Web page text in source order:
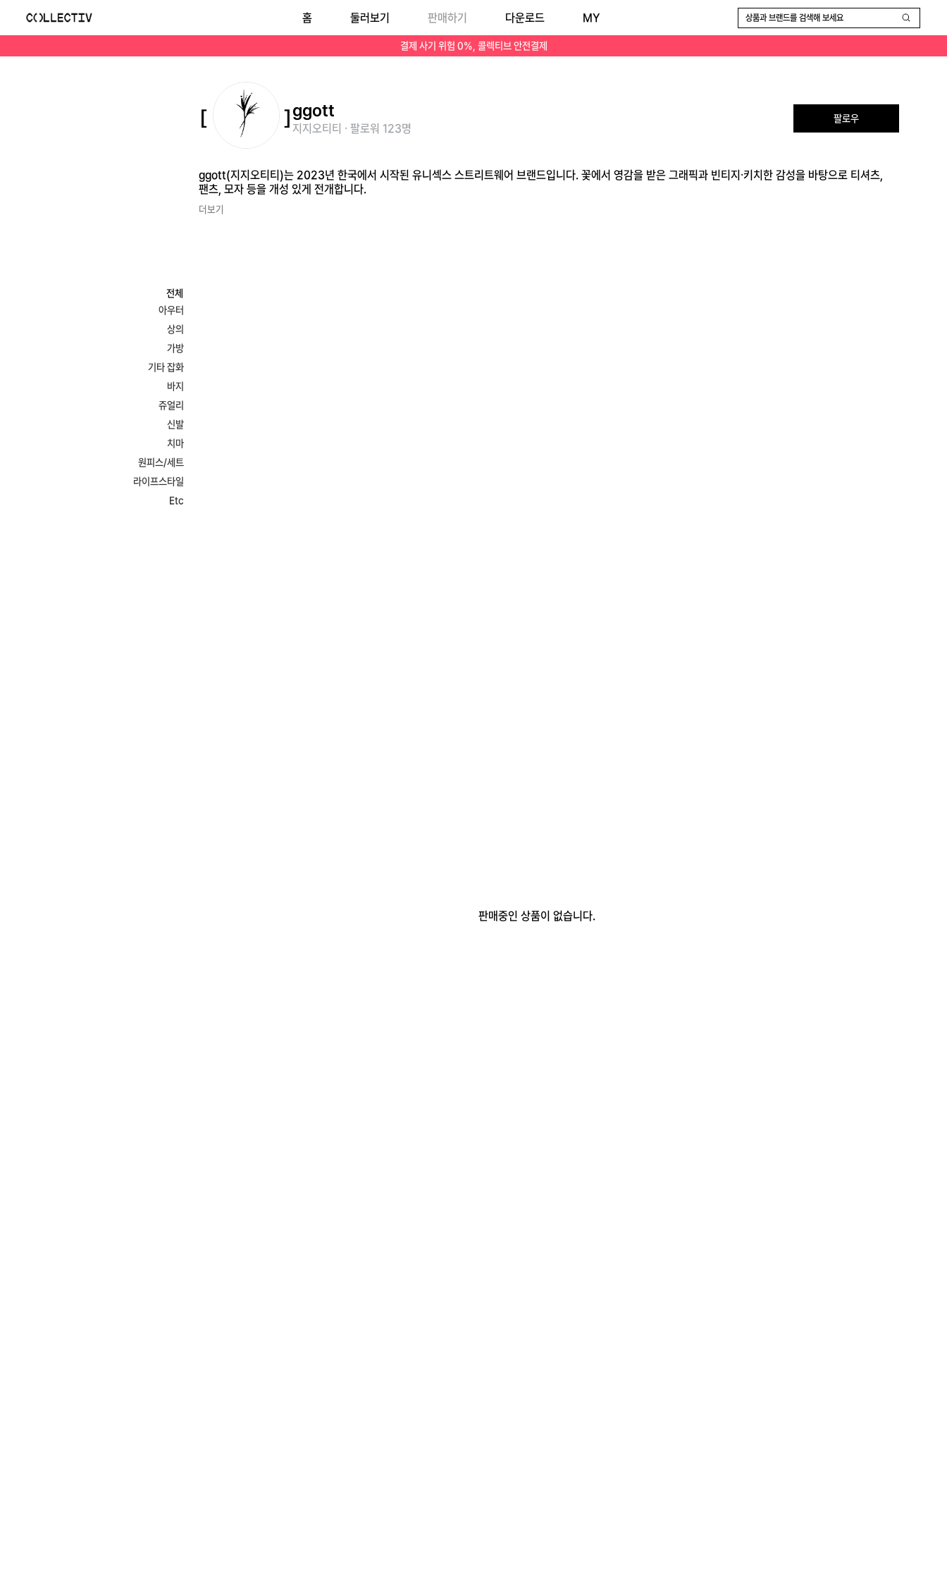
ggott(지지오티티)는 2023년 한국에서 시작된 유니섹스 스트리트웨어 브랜드입니다. 꽃에서 영감을 받은 그래픽과 빈티지·키치한 감성을 바탕으로 티셔츠, 팬츠, 모자 등을 개성 있게 전개합니다.
결제 사기 위험 0%, 콜렉티브 안전결제
홈 둘러보기 판매하기 다운로드 MY 상품과 브랜드를 검색해 보세요
ggott
지지오티티 · 팔로워 123명
팔로우
ggott(지지오티티)는 2023년 한국에서 시작된 유니섹스 스트리트웨어 브랜드입니다. 꽃에서 영감을 받은 그래픽과 빈티지·키치한 감성을 바탕으로 티셔츠,
팬츠, 모자 등을 개성 있게 전개합니다.
더보기
전체
아우터
상의
가방
기타 잡화
바지
쥬얼리
신발
치마
원피스/세트
라이프스타일
Etc
판매중인 상품이 없습니다.